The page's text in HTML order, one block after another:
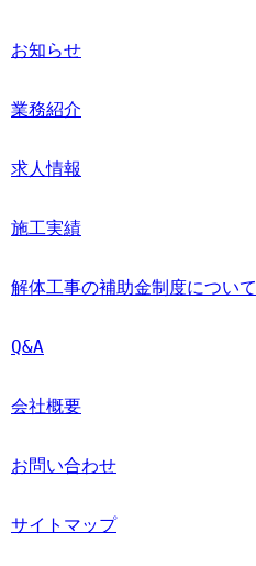
お知らせ
業務紹介
求人情報
施工実績
解体工事の補助金制度について
Q&A
会社概要
お問い合わせ
サイトマップ